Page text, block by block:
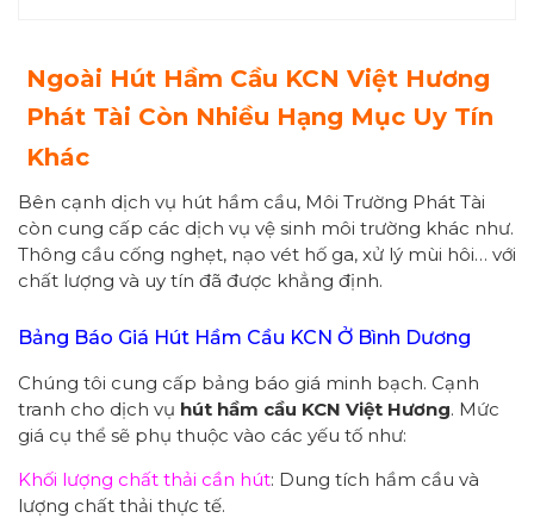
Ngoài Hút Hầm Cầu KCN Việt Hương
Phát Tài Còn Nhiều Hạng Mục Uy Tín
Khác
Bên cạnh dịch vụ hút hầm cầu, Môi Trường Phát Tài
còn cung cấp các dịch vụ vệ sinh môi trường khác như.
Thông cầu cống nghẹt, nạo vét hố ga, xử lý mùi hôi… với
chất lượng và uy tín đã được khẳng định.
Bảng Báo Giá Hút Hầm Cầu KCN Ở Bình Dương
Chúng tôi cung cấp bảng báo giá minh bạch. Cạnh
tranh cho dịch vụ hút hầm cầu KCN Việt Hương. Mức
giá cụ thể sẽ phụ thuộc vào các yếu tố như:
Khối lượng chất thải cần hút: Dung tích hầm cầu và
lượng chất thải thực tế.